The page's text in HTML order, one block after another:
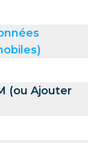
(ou Ajouter